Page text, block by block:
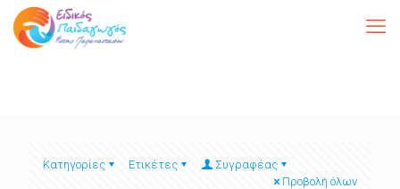
Κατηγορίες Ετικέτες
Συγραφέας
Προβολή όλων